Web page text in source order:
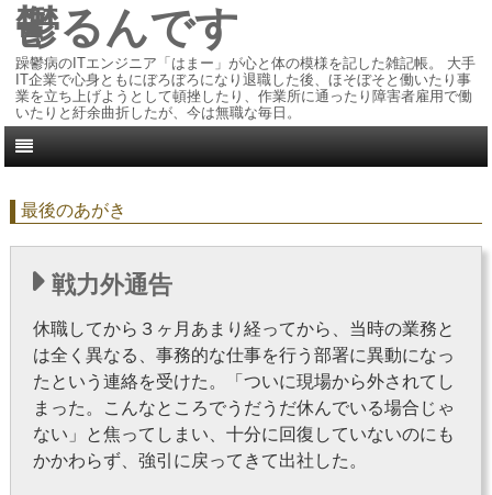
鬱るんです
躁鬱病のITエンジニア「はまー」が心と体の模様を記した雑記帳。 大手
IT企業で心身ともにぼろぼろになり退職した後、ほそぼそと働いたり事
業を立ち上げようとして頓挫したり、作業所に通ったり障害者雇用で働
いたりと紆余曲折したが、今は無職な毎日。
最後のあがき
戦力外通告
休職してから３ヶ月あまり経ってから、当時の業務と
は全く異なる、事務的な仕事を行う部署に異動になっ
たという連絡を受けた。「ついに現場から外されてし
まった。こんなところでうだうだ休んでいる場合じゃ
ない」と焦ってしまい、十分に回復していないのにも
かかわらず、強引に戻ってきて出社した。